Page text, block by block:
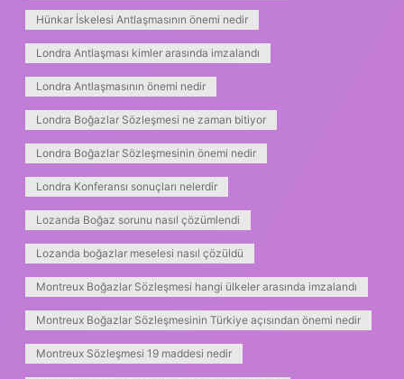
Hünkar İskelesi Antlaşmasının önemi nedir
Londra Antlaşması kimler arasında imzalandı
Londra Antlaşmasının önemi nedir
Londra Boğazlar Sözleşmesi ne zaman bitiyor
Londra Boğazlar Sözleşmesinin önemi nedir
Londra Konferansı sonuçları nelerdir
Lozanda Boğaz sorunu nasıl çözümlendi
Lozanda boğazlar meselesi nasıl çözüldü
Montreux Boğazlar Sözleşmesi hangi ülkeler arasında imzalandı
Montreux Boğazlar Sözleşmesinin Türkiye açısından önemi nedir
Montreux Sözleşmesi 19 maddesi nedir